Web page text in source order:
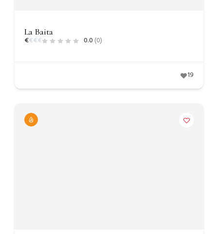
La Baita
€€€€ 0.0 (0)
19